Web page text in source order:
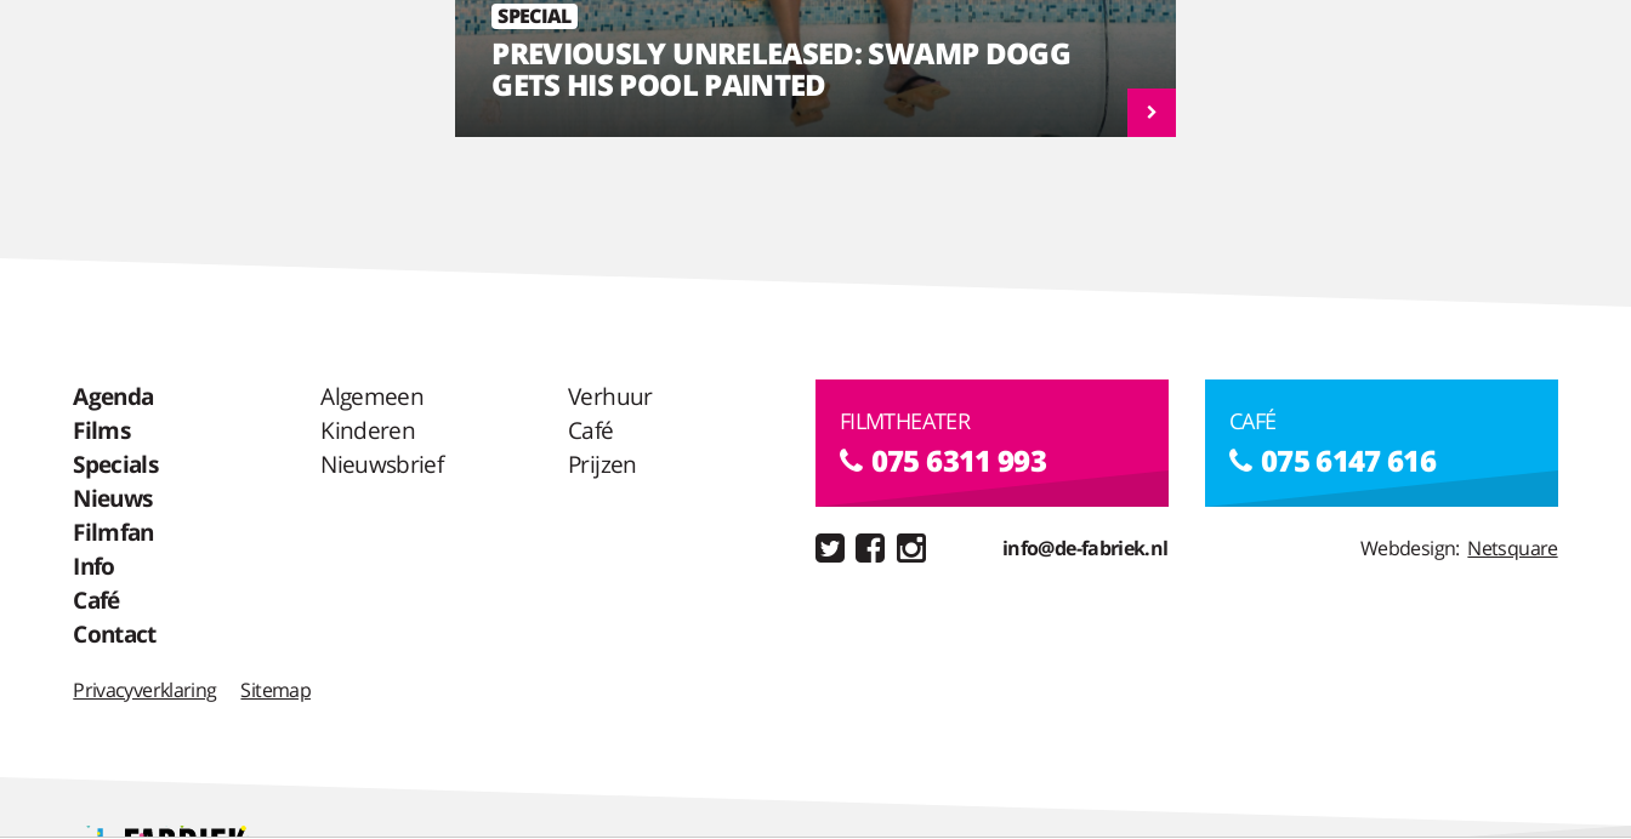
SPECIAL
PREVIOUSLY UNRELEASED: SWAMP DOGG
GETS HIS POOL PAINTED
Agenda
Films
Specials
Nieuws
Filmfan
Info
Café
Contact
Algemeen
Verhuur
Kinderen
Café
Nieuwsbrief
Prijzen
Privacyverklaring Sitemap
FILMTHEATER
075 6311 993
CAFÉ
075 6147 616
info@de-fabriek.nl Webdesign: Netsquare